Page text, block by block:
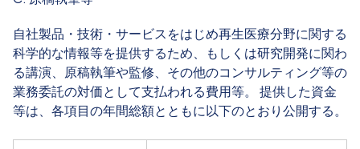
自社製品・技術・サービスをはじめ再生医療分野に関する
科学的な情報等を提供するため、もしくは研究開発に関わ
る講演、原稿執筆や監修、その他のコンサルティング等の
業務委託の対価として支払われる費用等。 提供した資金
等は、各項目の年間総額とともに以下のとおり公開する。